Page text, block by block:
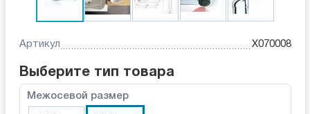
Артикул X070008
Выберите тип товара
Межосевой размер